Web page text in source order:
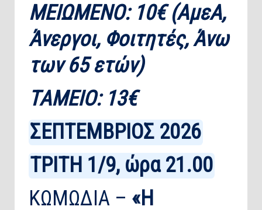
ΜΕΙΩΜΕΝΟ: 10€ (ΑμεΑ,
Άνεργοι, Φοιτητές, Άνω
των 65 ετών)
ΤΑΜΕΙΟ: 13€
ΣΕΠΤΕΜΒΡΙΟΣ 2026
ΤΡΙΤΗ 1/9, ώρα 21.00
ΚΩΜΩΔΙΑ – «Η